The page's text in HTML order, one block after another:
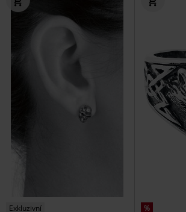
Exkluzivní %